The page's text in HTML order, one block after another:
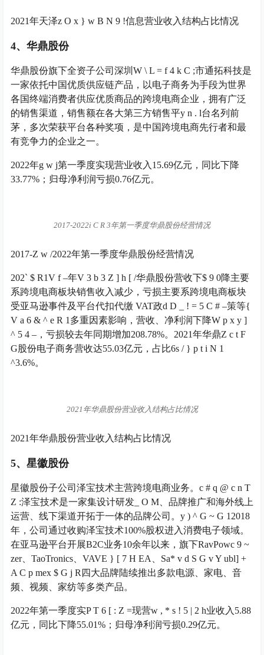
2021年天泽z O x } w B N 9 !信息营业收入结构占比情况
4、华鼎股份
华鼎股份旗下全资子公司深圳 W \ L = f 4 k C ;市通拓科技是
一家依托中国优质供应链产品，以电子商务为手段为世界
各国终端消费者供应优质商品的跨境电商企业，拥有广泛
的销售渠道，销售额在各大第三方销售平y n . l台名列前
茅，多次荣获平台各种奖项，是中国跨境电商先行者和最
有竞争力的企业之一。
2022年g w j第一季度实现营业收入15.69亿元，同比下降
33.77%；归母净利润亏损0.76亿元。
2017-2022i C R 3年第一季度华鼎股份经营情况
2017-Z w /2022年第一季度华鼎股份经营情况
202` $ R1V f –年V 3 b 3 Z ] h [ /华鼎股份营收下$ 9 0降主要
系跨境电商板块销售收入减少，亏损主要系跨境电商板块
受亚马逊事件及平台代扣代缴 VAT政d D _ ! = 5 C # –策等{
V a 6 & ^ e R 1 多重因素影响，营收、净利润下降W p x y ]
^ 5 4 – ，亏损较去年同期增加208.78%。2021年华鼎Z c t F
G股份电子商务营收达55.03亿元，占比6s / } p t i N 1
^3.6%。
2021年华鼎股份营业收入结构占比情况
2021年华鼎股份营业收入结构占比情况
5、星徽股份
星徽股份子公司泽宝技术主营跨境电商业务。 c # q @ c n T
Z :泽宝技术是一家集设计研发 _ O M 、品牌推广和海外线上
运营、线下渠道开拓于一体的品牌公司。 y ) ^ G ~ G 1 2018
年，公司通过收购泽宝技术100%股权进入消费电子领域。
在亚马逊平台开展B2C业务10余年以来，旗下RavPowc 9 ~
zer、TaoTronics、VAVE } [ 7 H EA、Sa* v d S G v Y ubl] +
A C p mex $ G j R 四大品牌陆续推出多款电源、家电、音
频、视频、家纺等多类产品。
2022年第一季度实P T 6 [ : Z =现营w , * s ! 5 | 2 h业收入5.88
亿元，同比下降55.01%；归母净利润亏损0.29亿元。